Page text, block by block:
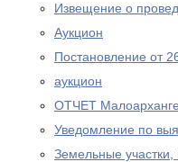
Извещение о
Аукцион
Постановление от
аукцион
ОТЧЕТ
Уведомление по
Земельные